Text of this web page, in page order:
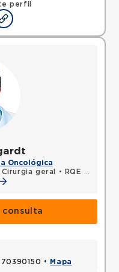
perfil
Oncológica
geral •
RQE 20083 - Cirurgia oncológica
consulta
70390150 • Mapa